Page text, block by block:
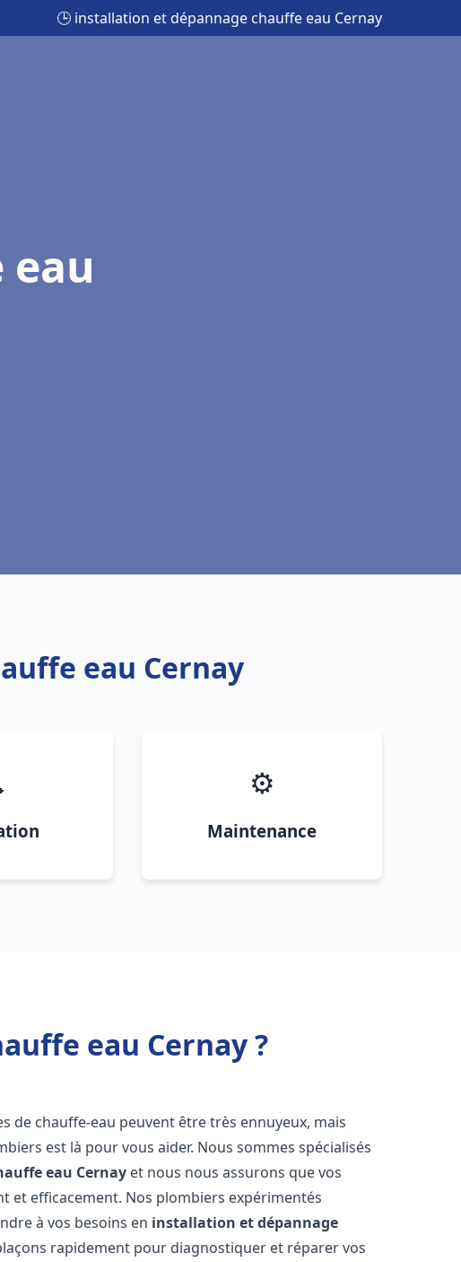
🕒 installation et dépannage chauffe eau Cernay
eau Cernay
⚙️
Maintenance
eau Cernay ?
de chauffe-eau peuvent être très ennuyeux, mais
est là pour vous aider. Nous sommes spécialisés
eau Cernay et nous nous assurons que vos
et efficacement. Nos plombiers expérimentés
à vos besoins en installation et dépannage
rapidement pour diagnostiquer et réparer vos